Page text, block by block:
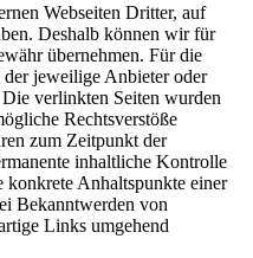
Webseiten Dritter, auf
Deshalb können wir für
übernehmen. Für die
jeweilige Anbieter oder
verlinkten Seiten wurden
Rechtsverstöße
zum Zeitpunkt der
inhaltliche Kontrolle
konkrete Anhaltspunkte einer
Bekanntwerden von
Links umgehend